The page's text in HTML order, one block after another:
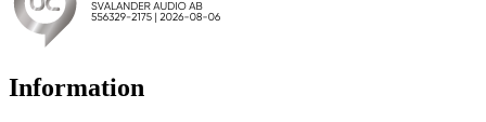
Information